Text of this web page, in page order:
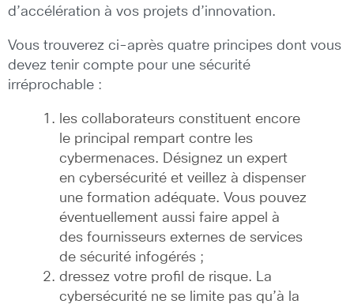
d’accélération à vos projets d’innovation.
Vous trouverez ci-après quatre principes dont vous
devez tenir compte pour une sécurité
irréprochable :
les collaborateurs constituent encore
le principal rempart contre les
cybermenaces. Désignez un expert
en cybersécurité et veillez à dispenser
une formation adéquate. Vous pouvez
éventuellement aussi faire appel à
des fournisseurs externes de services
de sécurité infogérés ;
dressez votre profil de risque. La
cybersécurité ne se limite pas qu’à la